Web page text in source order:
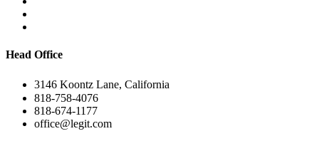
Head Office
3146 Koontz Lane, California
818-758-4076
818-674-1177
office@legit.com